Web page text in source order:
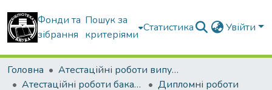
Фонди та
зібрання
Пошук за
критеріями
Статистика Увійти
Головна
Атестаційні роботи випускників
Атестаційні роботи бакалаврів
Дипломні роботи